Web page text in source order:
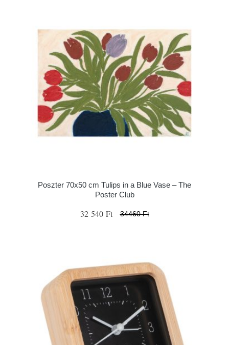
Poszter 70x50 cm Tulips in a Blue Vase – The
Poster Club
32 540 Ft 34460 Ft